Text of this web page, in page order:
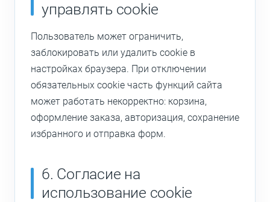
управлять cookie
Пользователь может ограничить,
заблокировать или удалить cookie в
настройках браузера. При отключении
обязательных cookie часть функций сайта
может работать некорректно: корзина,
оформление заказа, авторизация, сохранение
избранного и отправка форм.
6. Согласие на
использование cookie